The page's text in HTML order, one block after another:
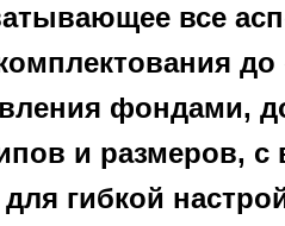
все
фондами,
и размеров,
гибкой